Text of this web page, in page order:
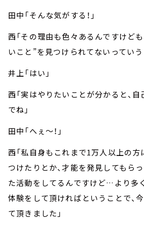
田中「そんな気がする！」
西「その理由も色々あるんですけど
いこと”を見つけられてないっていう
井上「はい」
西「実はやりたいことが分かると、
でね」
田中「へぇ～！」
西「私自身もこれまで1万人以上の
つけたりとか、才能を発見してもら
た活動をしてるんですけど…より多
体験をして頂ければということで、
て頂きました」